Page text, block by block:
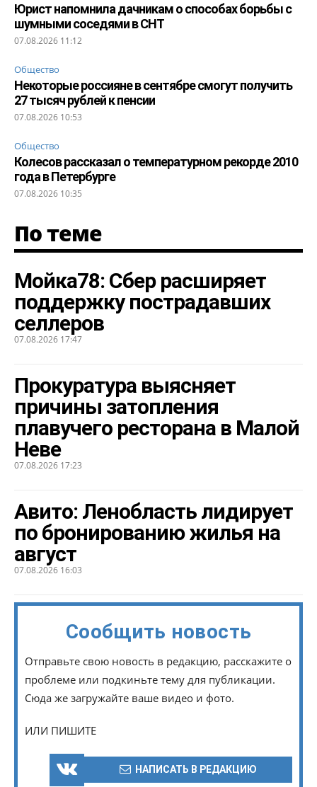
Юрист напомнила дачникам о способах борьбы с
шумными соседями в СНТ
07.08.2026 11:12
Общество
Некоторые россияне в сентябре смогут получить
27 тысяч рублей к пенсии
07.08.2026 10:53
Общество
Колесов рассказал о температурном рекорде 2010
года в Петербурге
07.08.2026 10:35
По теме
Мойка78: Сбер расширяет
поддержку пострадавших
селлеров
07.08.2026 17:47
Прокуратура выясняет
причины затопления
плавучего ресторана в Малой
Неве
07.08.2026 17:23
Авито: Ленобласть лидирует
по бронированию жилья на
август
07.08.2026 16:03
Сообщить новость
Отправьте свою новость в редакцию, расскажите о
проблеме или подкиньте тему для публикации.
Сюда же загружайте ваше видео и фото.
ИЛИ ПИШИТЕ
НАПИСАТЬ В РЕДАКЦИЮ